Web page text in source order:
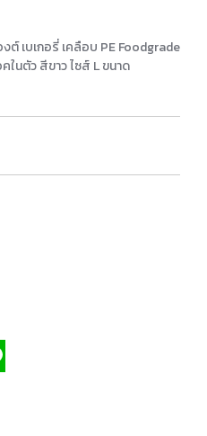
ต์ เบเกอรี่ เคลือบ PE Foodgrade
ในตัว สีขาว ไซส์ L ขนาด